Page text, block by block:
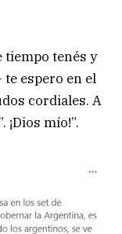
tiempo tenés y
te espero en el
cordiales. A
¡Dios mío!”.